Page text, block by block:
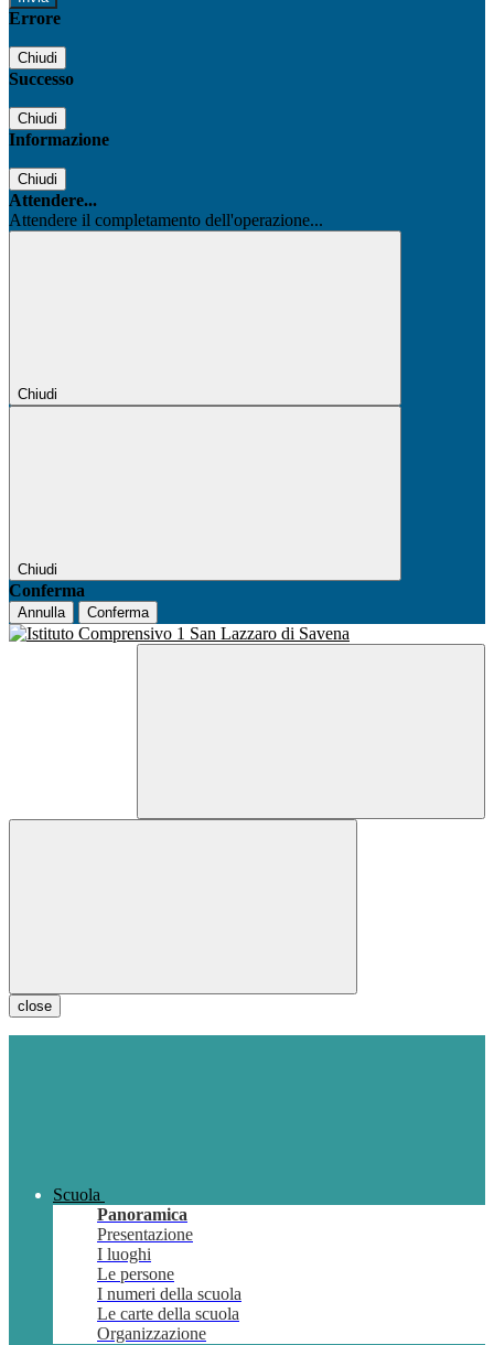
Errore
Chiudi
Successo
Chiudi
Informazione
Chiudi
Attendere...
Attendere il completamento dell'operazione...
Chiudi
Chiudi
Conferma
Annulla Conferma
close
Scuola
Panoramica
Presentazione
I luoghi
Le persone
I numeri della scuola
Le carte della scuola
Organizzazione